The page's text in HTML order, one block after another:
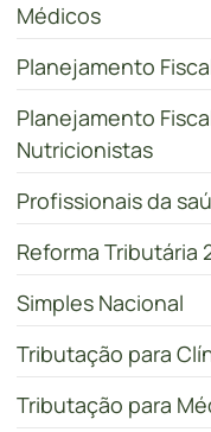
Médicos
Planejamento
Planejamento
Nutricionistas
Profissionais da
Reforma Tributária
Simples Nacional
Tributação para
Tributação para